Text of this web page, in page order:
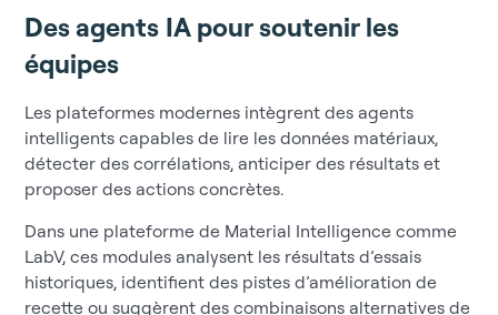
Des agents IA pour soutenir les
équipes
Les plateformes modernes intègrent des agents
intelligents capables de lire les données matériaux,
détecter des corrélations, anticiper des résultats et
proposer des actions concrètes.
Dans une plateforme de Material Intelligence comme
LabV, ces modules analysent les résultats d’essais
historiques, identifient des pistes d’amélioration de
recette ou suggèrent des combinaisons alternatives de